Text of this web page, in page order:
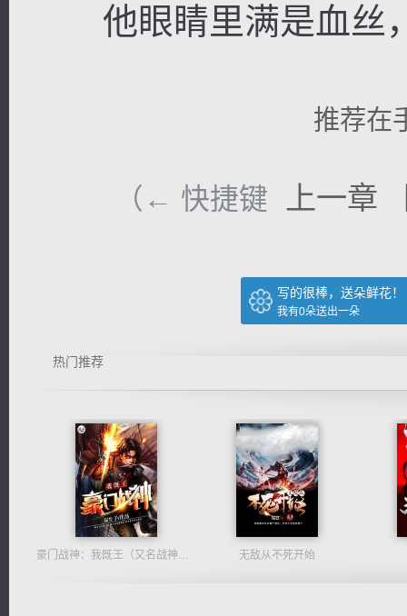
他眼睛里满是血丝
推荐在
（← 快捷键 上一章
写的很棒，送朵鲜花！
我有0朵送出一朵
热门推荐
豪门战神：我既王（又名战神归来不败神婿修罗战神） 无敌从不死开始